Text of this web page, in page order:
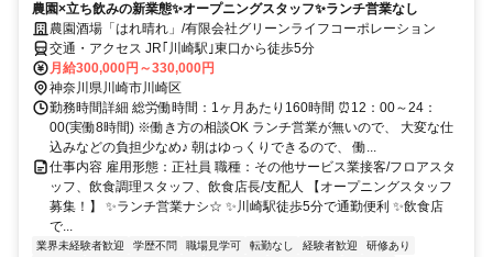
農園×立ち飲みの新業態✨オープニングスタッフ✨ランチ営業なし
農園酒場「はれ晴れ」/有限会社グリーンライフコーポレーション
交通・アクセス JR｢川崎駅｣東口から徒歩5分
月給300,000円～330,000円
神奈川県川崎市川崎区
勤務時間詳細 総労働時間：1ヶ月あたり160時間 ⏰12：00～24：
00(実働8時間) ※働き方の相談OK ランチ営業が無いので、 大変な仕
込みなどの負担少なめ♪ 朝はゆっくりできるので、 働...
仕事内容 雇用形態：正社員 職種：その他サービス業接客/フロアスタ
ッフ、飲食調理スタッフ、飲食店長/支配人 【オープニングスタッフ
募集！】 ✨ランチ営業ナシ☆ ✨川崎駅徒歩5分で通勤便利 ✨飲食店
で...
業界未経験者歓迎 学歴不問 職場見学可 転勤なし 経験者歓迎
研修あり